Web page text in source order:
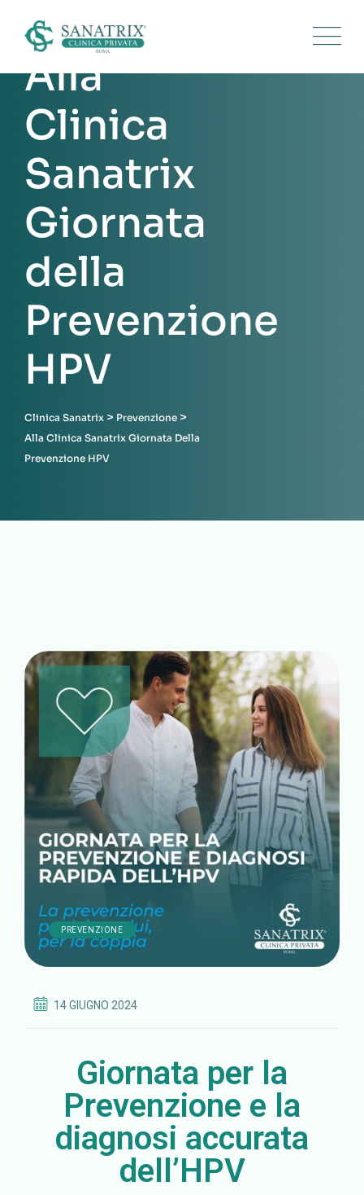
Alla
Clinica
Sanatrix
Giornata
della
Prevenzione
HPV
Clinica Sanatrix > Prevenzione >
Alla Clinica Sanatrix Giornata Della
Prevenzione HPV
PREVENZIONE
14 GIUGNO 2024
Giornata per la
Prevenzione e la
diagnosi accurata
dell’HPV